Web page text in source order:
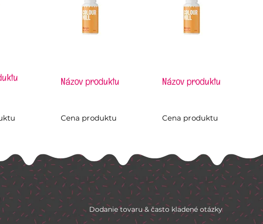
Názov produktu
Cena produktu
Názov produktu
Cena produktu
Dodanie tovaru & často kladené otázky